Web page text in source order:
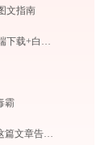
文指南
植物大战僵尸杂交版 v3.14 权威安装教程：PC端下载+白屏闪退完美解决
霸
快速解决爱普生TX410打印机驱动安装问题，这篇文章告诉你方法